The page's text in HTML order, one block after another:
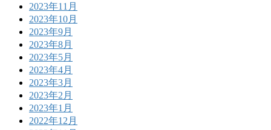
2023年11月
2023年10月
2023年9月
2023年8月
2023年5月
2023年4月
2023年3月
2023年2月
2023年1月
2022年12月